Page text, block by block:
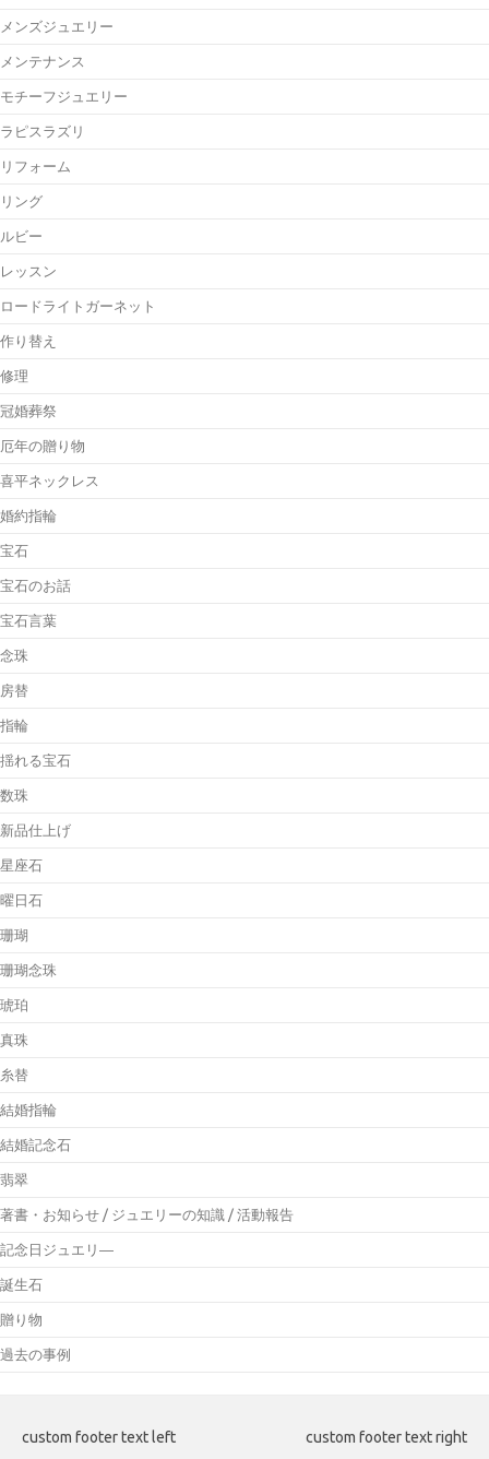
メンズジュエリー
メンテナンス
モチーフジュエリー
ラピスラズリ
リフォーム
リング
ルビー
レッスン
ロードライトガーネット
作り替え
修理
冠婚葬祭
厄年の贈り物
喜平ネックレス
婚約指輪
宝石
宝石のお話
宝石言葉
念珠
房替
指輪
揺れる宝石
数珠
新品仕上げ
星座石
曜日石
珊瑚
珊瑚念珠
琥珀
真珠
糸替
結婚指輪
結婚記念石
翡翠
著書・お知らせ / ジュエリーの知識 / 活動報告
記念日ジュエリ―
誕生石
贈り物
過去の事例
custom footer text left custom footer text right